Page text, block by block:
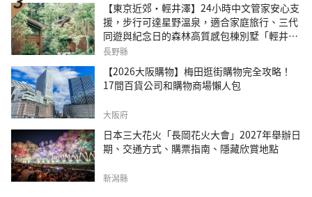
【東京近郊・輕井澤】24小時中文管家安心支
援，步行可達星野溫泉，適合家庭旅行、三代
同遊與紀念日的森林高質感包棟別墅「輕井澤
森四季VILLA」
長野縣
【2026大阪購物】梅田逛街購物完全攻略！
17間百貨公司和購物商場懶人包
大阪府
日本三大花火「長岡花火大會」2027年舉辦日
期、交通方式、購票指南、隱藏欣賞地點
新潟縣